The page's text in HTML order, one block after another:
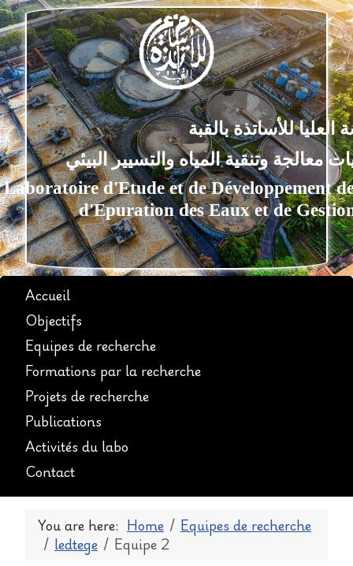
للأساتذة بالقبة
وتنقية المياه والتسيير البيئي
d'Etude et de
d'Epuration des Eaux et de
Accueil
Objectifs
Equipes de recherche
Formations par la recherche
Projets de recherche
Publications
Activités du labo
Contact
You are here: Home
Equipes de recherche
ledtege
Equipe 2